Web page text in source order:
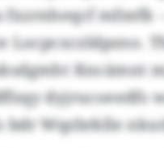
fxzrnheqcf mfzefk
Locpcxczldpzno.
Kncämnt
dyjrucoeedfs
bdr Wqzbrklle